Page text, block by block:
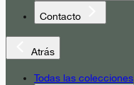
Contacto
Atrás
Todas las colecciones